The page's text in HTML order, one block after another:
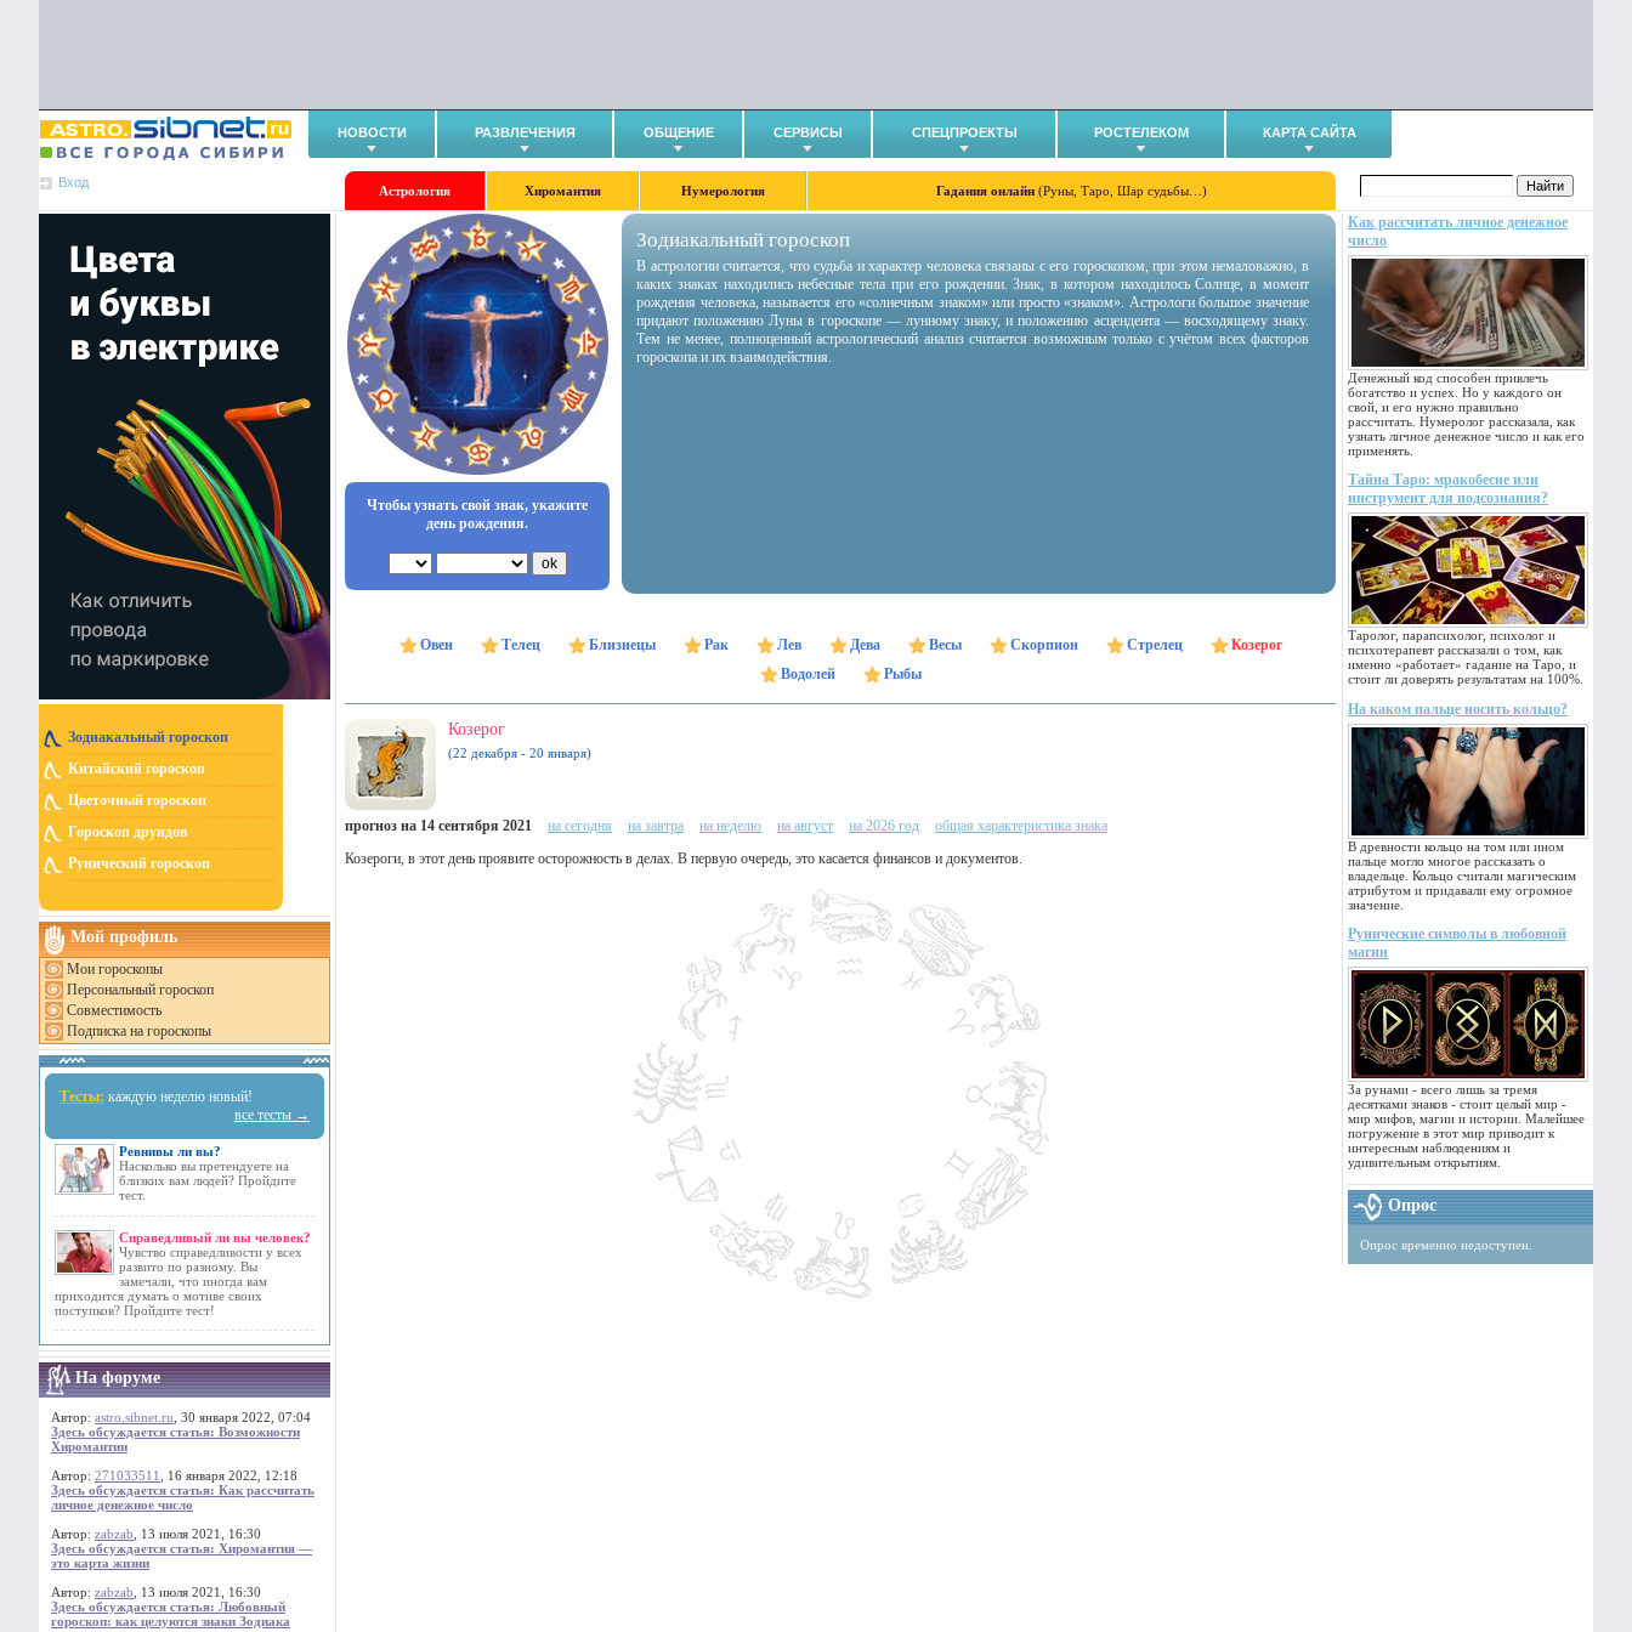
НОВОСТИ РАЗВЛЕЧЕНИЯ ОБЩЕНИЕ СЕРВИСЫ СПЕЦПРОЕКТЫ РОСТЕЛЕКОМ КАРТА САЙТА
Вход
Астрология Хиромантия Нумерология Гадания онлайн (Руны, Таро, Шар судьбы…)
Зодиакальный гороскоп
Китайский гороскоп
Цветочный гороскоп
Гороскоп друидов
Рунический гороскоп
Мой профиль
Мои гороскопы
Персональный гороскоп
Совместимость
Подписка на гороскопы
Тесты: каждую неделю новый!
все тесты →
Ревнивы ли вы?
Насколько вы претендуете на
близких вам людей? Пройдите
тест.
Справедливый ли вы человек?
Чувство справедливости у всех
развито по разному. Вы
замечали, что иногда вам
приходится думать о мотиве своих
поступков? Пройдите тест!
На форуме
Автор: astro.sibnet.ru , 30 января 2022, 07:04
Здесь обсуждается статья: Возможности
Хиромантии
Автор: 271033511
, 16 января 2022, 12:18
Здесь обсуждается статья: Как рассчитать
личное денежное число
Автор: zabzab , 13 июля 2021, 16:30
Здесь обсуждается статья: Хиромантия —
это карта жизни
Автор: zabzab , 13 июля 2021, 16:30
Здесь обсуждается статья: Любовный
гороскоп: как целуются знаки Зодиака
Как рассчитать личное денежное
число
Денежный код способен привлечь
богатство и успех. Но у каждого он
свой, и его нужно правильно
рассчитать. Нумеролог рассказала, как
узнать личное денежное число и как его
применять.
Тайна Таро: мракобесие или
инструмент для подсознания?
Таролог, парапсихолог, психолог и
психотерапевт рассказали о том, как
именно «работает» гадание на Таро, и
стоит ли доверять результатам на 100%.
На каком пальце носить кольцо?
В древности кольцо на том или ином
пальце могло многое рассказать о
владельце. Кольцо считали магическим
атрибутом и придавали ему огромное
значение.
Рунические символы в любовной
магии
За рунами - всего лишь за тремя
десятками знаков - стоит целый мир -
мир мифов, магии и истории. Малейшее
погружение в этот мир приводит к
интересным наблюдениям и
удивительным открытиям.
Опрос
Опрос временно недоступен.
Чтобы узнать свой знак, укажите
день рождения.
Зодиакальный гороскоп
В астрологии считается, что судьба и характер человека связаны с его гороскопом, при этом немаловажно, в
каких знаках находились небесные тела при его рождении. Знак, в котором находилось Солнце, в момент
рождения человека, называется его «солнечным знаком» или просто «знаком». Астрологи большое значение
придают положению Луны в гороскопе — лунному знаку, и положению асцендента — восходящему знаку.
Тем не менее, полноценный астрологический анализ считается возможным только с учётом всех факторов
гороскопа и их взаимодействия.
Овен Телец Близнецы Рак Лев Дева Весы Скорпион Стрелец
Козерог
Водолей
Рыбы
Козерог
(22 декабря - 20 января)
прогноз на 14 сентября 2021 на сегодня на завтра на неделю на август на 2026 год
общая характеристика знака
Козероги, в этот день проявите осторожность в делах. В первую очередь, это касается финансов и документов.